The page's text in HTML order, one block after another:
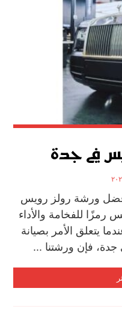
في جدة
ورشة رولز رويس
للفخامة والأداء
يتعلق الأمر بصيانة
جدة، فإن ورشتنا ...